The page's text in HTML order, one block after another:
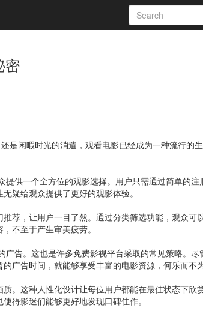
密
是闲暇时光的消遣，观看电影已经成为一种流行的
供一个全方位的观影选择。用户只需通过简单的注
疑给观众提供了更好的观影体验。
荐，让用户一目了然。通过分类筛选功能，观众可
不至于产生审美疲劳。
告。这也是许多免费影视平台采取的常见策略。尽
广告时间，就能够享受丰富的电影资源，何乐而不
。这种人性化设计让每位用户都能在最佳状态下欣
得影迷们能够更好地发现口碑佳作。